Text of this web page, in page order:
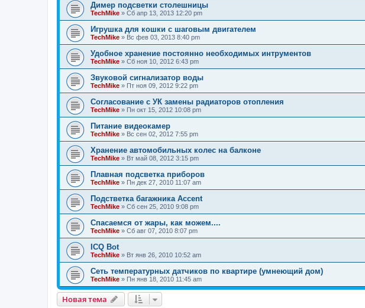
Димер подсветки столешницы
TechMike » Сб апр 13, 2013 12:20 pm
Игрушка для кошки с шаговым двигателем
TechMike » Вс фев 03, 2013 8:40 pm
Удобное хранение постоянно необходимых интрументов
TechMike » Сб ноя 10, 2012 6:43 pm
Звуковой сигнализатор воды
TechMike » Пт ноя 09, 2012 9:22 pm
Согласование с УК замены радиаторов отопления
TechMike » Пн окт 15, 2012 10:08 pm
Питание видеокамер
TechMike » Вс сен 02, 2012 7:55 pm
Хранение автомобильных колес на балконе
TechMike » Вт май 08, 2012 3:15 pm
Плавная подсветка приборов
TechMike » Пн дек 27, 2010 11:07 am
Подстветка багажника Accent
TechMike » Сб сен 25, 2010 9:08 pm
Спасаемся от жары, как можем....
TechMike » Сб авг 07, 2010 8:07 pm
ICQ Bot
TechMike » Вт янв 26, 2010 10:52 am
Сеть температурных датчиков по квартире (умнеющий дом)
TechMike » Пн янв 18, 2010 11:45 am
Новая тема